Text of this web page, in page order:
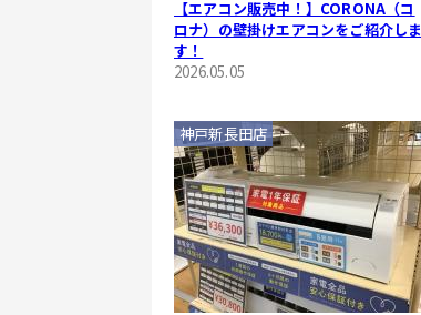
【エアコン販売中！】CORONA（コ
ロナ）の壁掛けエアコンをご紹介しま
す！
2026.05.05
神戸新長田店